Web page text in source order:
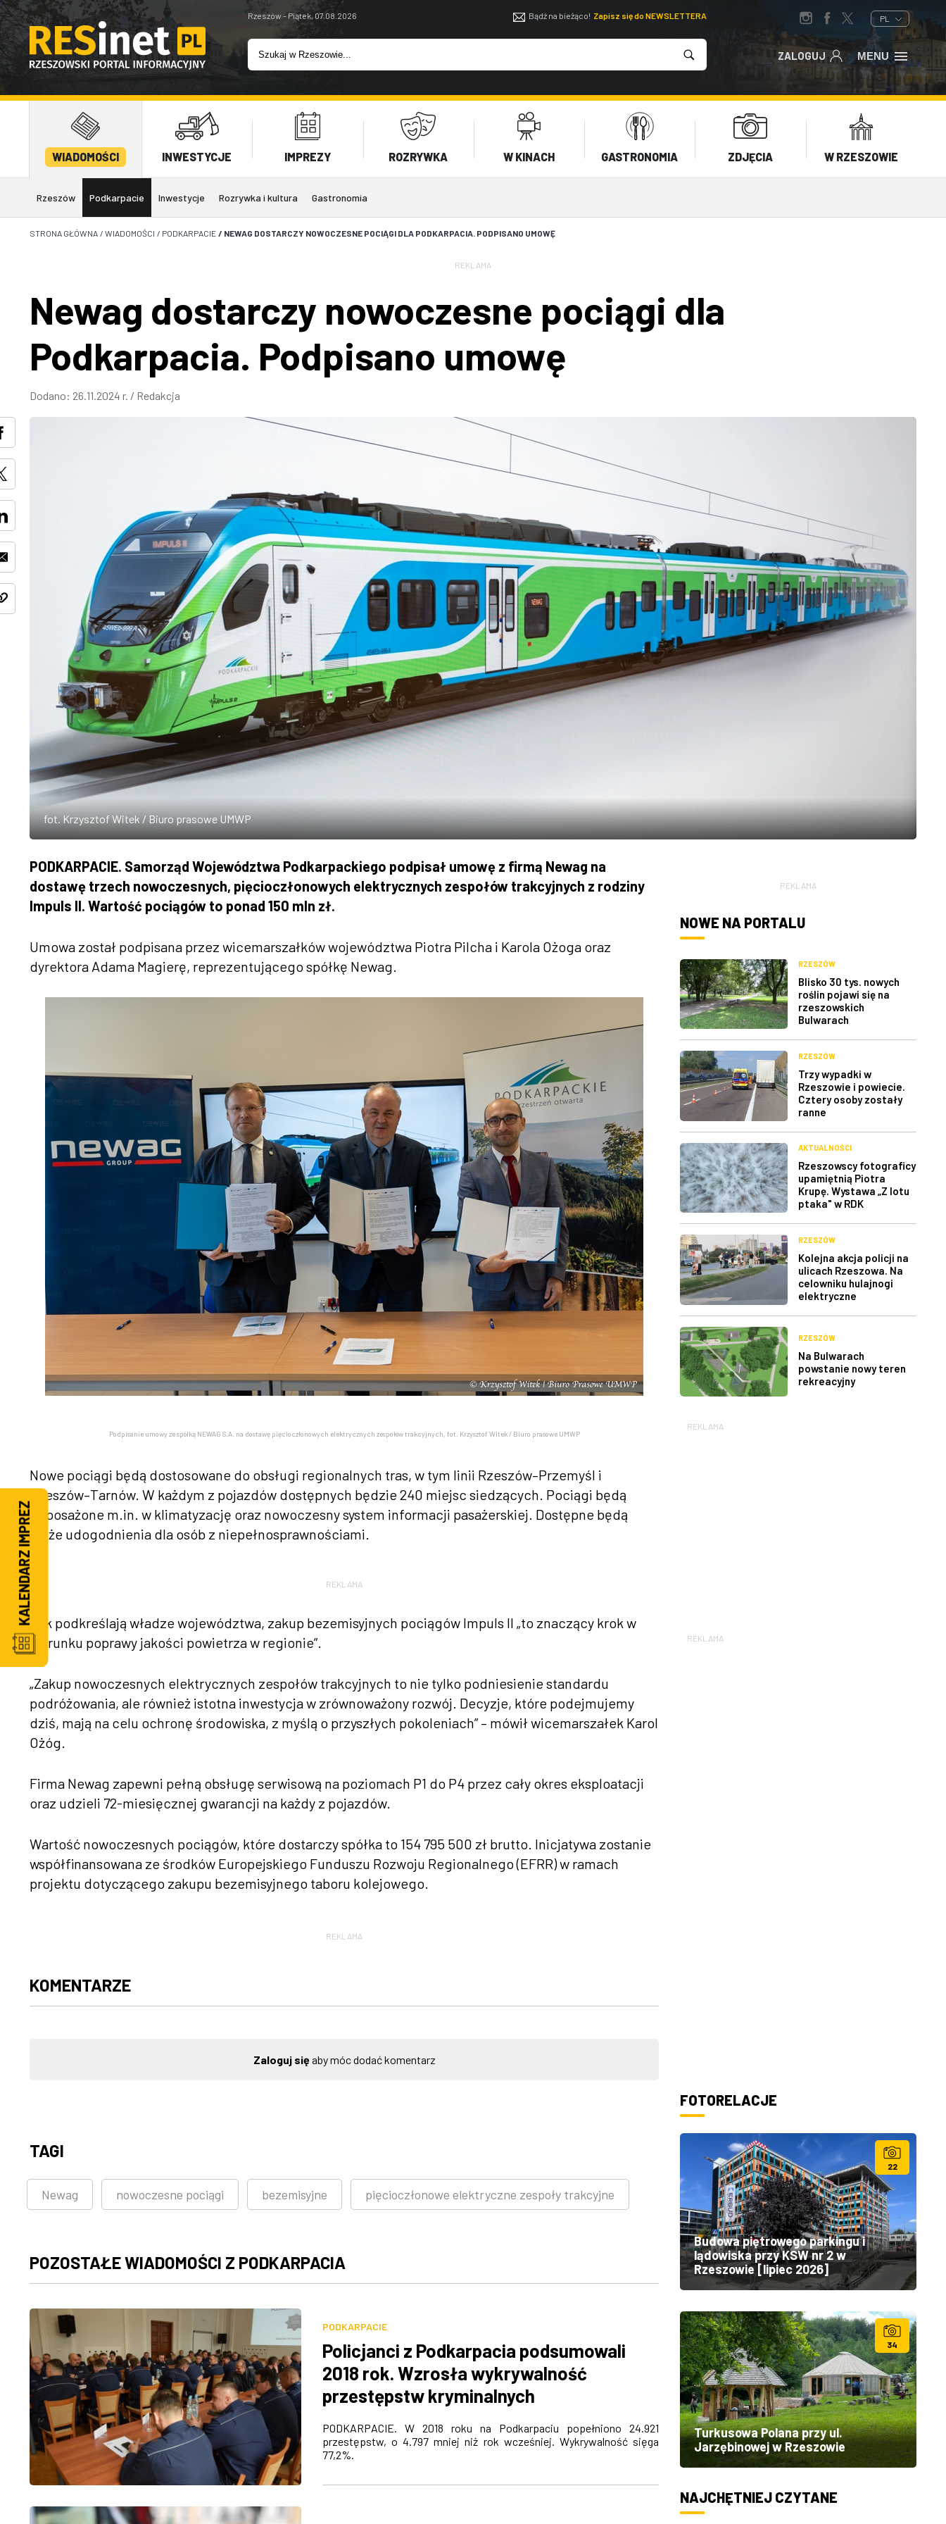
Rzeszów - Piątek, 07.08.2026 Bądź na bieżąco! Zapisz się do NEWSLETTERA PL
ZALOGUJ MENU
WIADOMOŚCI INWESTYCJE IMPREZY ROZRYWKA W KINACH GASTRONOMIA ZDJĘCIA W RZESZOWIE
Rzeszów Podkarpacie Inwestycje Rozrywka i kultura Gastronomia
STRONA GŁÓWNA / WIADOMOŚCI / PODKARPACIE / NEWAG DOSTARCZY NOWOCZESNE POCIĄGI DLA PODKARPACIA. PODPISANO UMOWĘ
REKLAMA
Newag dostarczy nowoczesne pociągi dla
Podkarpacia. Podpisano umowę
Dodano: 26.11.2024 r. / Redakcja
fot. Krzysztof Witek / Biuro prasowe UMWP
PODKARPACIE. Samorząd Województwa Podkarpackiego podpisał umowę z firmą Newag na
dostawę trzech nowoczesnych, pięcioczłonowych elektrycznych zespołów trakcyjnych z rodziny
Impuls II. Wartość pociągów to ponad 150 mln zł.
Umowa został podpisana przez wicemarszałków województwa Piotra Pilcha i Karola Ożoga oraz
dyrektora Adama Magierę, reprezentującego spółkę Newag.
Podpisanie umowy ze spółką NEWAG S.A. na dostawę pięcioczłonowych elektrycznych zespołów trakcyjnych, fot. Krzysztof Witek / Biuro prasowe UMWP
Nowe pociągi będą dostosowane do obsługi regionalnych tras, w tym linii Rzeszów–Przemyśl i
Rzeszów–Tarnów. W każdym z pojazdów dostępnych będzie 240 miejsc siedzących. Pociągi będą
wyposażone m.in. w klimatyzację oraz nowoczesny system informacji pasażerskiej. Dostępne będą
także udogodnienia dla osób z niepełnosprawnościami.
REKLAMA
Jak podkreślają władze województwa, zakup bezemisyjnych pociągów Impuls II „to znaczący krok w
kierunku poprawy jakości powietrza w regionie”.
„Zakup nowoczesnych elektrycznych zespołów trakcyjnych to nie tylko podniesienie standardu
podróżowania, ale również istotna inwestycja w zrównoważony rozwój. Decyzje, które podejmujemy
dziś, mają na celu ochronę środowiska, z myślą o przyszłych pokoleniach” – mówił wicemarszałek Karol
Ożóg.
Firma Newag zapewni pełną obsługę serwisową na poziomach P1 do P4 przez cały okres eksploatacji
oraz udzieli 72-miesięcznej gwarancji na każdy z pojazdów.
Wartość nowoczesnych pociągów, które dostarczy spółka to 154 795 500 zł brutto. Inicjatywa zostanie
współfinansowana ze środków Europejskiego Funduszu Rozwoju Regionalnego (EFRR) w ramach
projektu dotyczącego zakupu bezemisyjnego taboru kolejowego.
REKLAMA
KOMENTARZE
Zaloguj sięaby móc dodać komentarz
TAGI
Newag nowoczesne pociągi bezemisyjne pięcioczłonowe elektryczne zespoły trakcyjne
POZOSTAŁE WIADOMOŚCI Z PODKARPACIA
PODKARPACIE
Policjanci z Podkarpacia podsumowali
2018 rok. Wzrosła wykrywalność
przestępstw kryminalnych
PODKARPACIE. W 2018 roku na Podkarpaciu popełniono 24.921
przestępstw, o 4.797 mniej niż rok wcześniej. Wykrywalność sięga
77,2%.
REKLAMA
NOWE NA PORTALU
RZESZÓW
Blisko 30 tys. nowych
roślin pojawi się na
rzeszowskich
Bulwarach
RZESZÓW
Trzy wypadki w
Rzeszowie i powiecie.
Cztery osoby zostały
ranne
AKTUALNOŚCI
Rzeszowscy fotograficy
upamiętnią Piotra
Krupę. Wystawa „Z lotu
ptaka" w RDK
RZESZÓW
Kolejna akcja policji na
ulicach Rzeszowa. Na
celowniku hulajnogi
elektryczne
RZESZÓW
Na Bulwarach
powstanie nowy teren
rekreacyjny
REKLAMA
REKLAMA
FOTORELACJE
22
Budowa piętrowego parkingu i
lądowiska przy KSW nr 2 w
Rzeszowie [lipiec 2026]
34
Turkusowa Polana przy ul.
Jarzębinowej w Rzeszowie
NAJCHĘTNIEJ CZYTANE
KALENDARZ IMPREZ